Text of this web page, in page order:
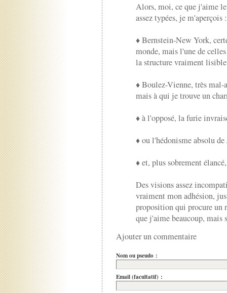
Alors, moi, ce que j'aime
assez typées, je m'aperçois :
♦ Bernstein-New York,
monde, mais l'une de
la structure vraiment
♦ Boulez-Vienne, très
mais à qui je trouve un
♦ à l'opposé, la furie
♦ ou l'hédonisme absolu
♦ et, plus sobrement
Des visions assez
vraiment mon adhésion,
proposition qui procure un
que j'aime beaucoup,
Ajouter un commentaire
Nom ou pseudo :
Email (facultatif) :